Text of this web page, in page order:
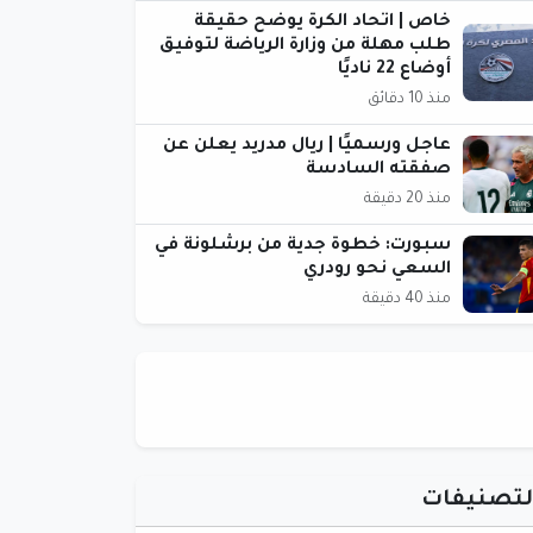
خاص | اتحاد الكرة يوضح حقيقة
طلب مهلة من وزارة الرياضة لتوفيق
أوضاع 22 ناديًا
منذ 10 دقائق
عاجل ورسميًا | ريال مدريد يعلن عن
صفقته السادسة
منذ 20 دقيقة
سبورت: خطوة جدية من برشلونة في
السعي نحو رودري
منذ 40 دقيقة